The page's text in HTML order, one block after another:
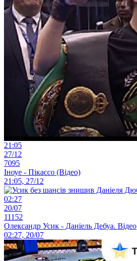
21:05
27/12
7095
Іноуе - Пікассо (Відео)
21:05, 27/12
02:27
20/07
11152
Олександр Усик - Даніель Дебуа. Відео
02:27, 20/07